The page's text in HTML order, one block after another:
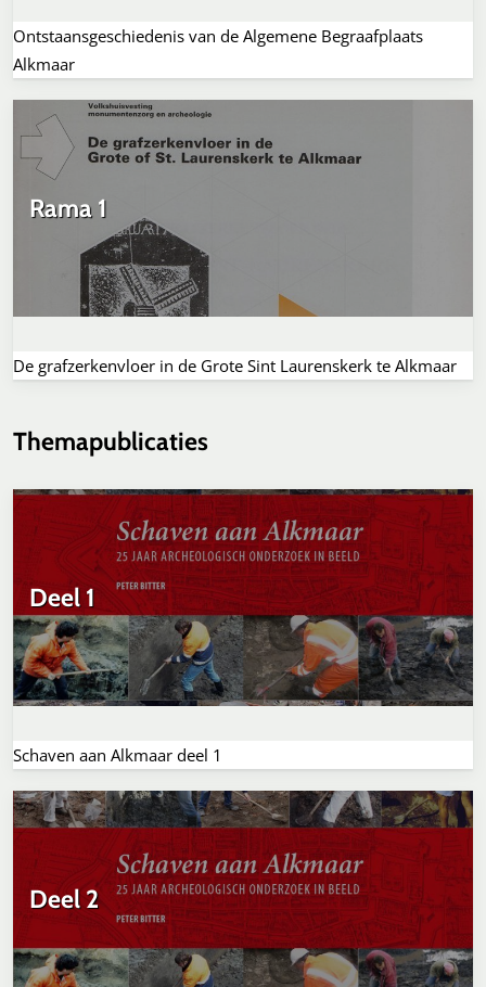
Ontstaansgeschiedenis van de Algemene Begraafplaats
Alkmaar
Rama 1
De grafzerkenvloer in de Grote Sint Laurenskerk te Alkmaar
Themapublicaties
Deel 1
Schaven aan Alkmaar deel 1
Deel 2